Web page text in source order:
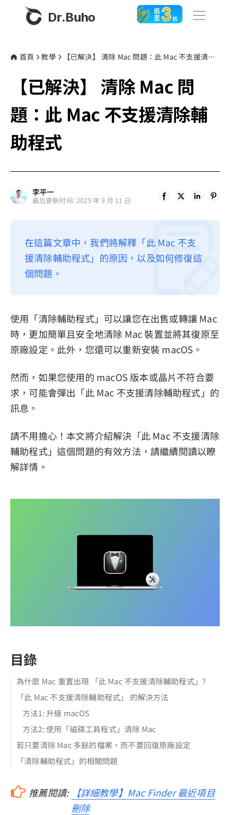
Dr.Buho
產品
BuhoCleaner
BuhoUnlocker
BuhoRepair
BuhoLaunchpad
商店
部落格
更多
隱私權政策
服務條款
首頁 教學 【已解決】 清除 Mac 問題：此 Mac 不支援清除輔助程式
【已解決】 清除 Mac 問
題：此 Mac 不支援清除輔
助程式
李平一
最后更新时间: 2025 年 9 月 11 日
在這篇文章中，我們將解釋「此 Mac 不支
援清除輔助程式」的原因，以及如何修復這
個問題。
使用「清除輔助程式」可以讓您在出售或轉讓 Mac
時，更加簡單且安全地清除 Mac 裝置並將其復原至
原廠設定。此外，您還可以重新安裝 macOS。
然而，如果您使用的 macOS 版本或晶片不符合要
求，可能會彈出「此 Mac 不支援清除輔助程式」的
訊息。
請不用擔心！本文將介紹解決「此 Mac 不支援清除
輔助程式」這個問題的有效方法，請繼續閱讀以瞭
解詳情。
目錄
為什麼 Mac 重置出現 「此 Mac 不支援清除輔助程式」?
「此 Mac 不支援清除輔助程式」 的解決方法
方法1: 升級 macOS
方法2: 使用「磁碟工具程式」清除 Mac
若只要清除 Mac 多餘的檔案，而不要回復原廠設定
「清除輔助程式」的相關問題
推薦閱讀:
【詳細教學】Mac Finder 最近項目
刪除